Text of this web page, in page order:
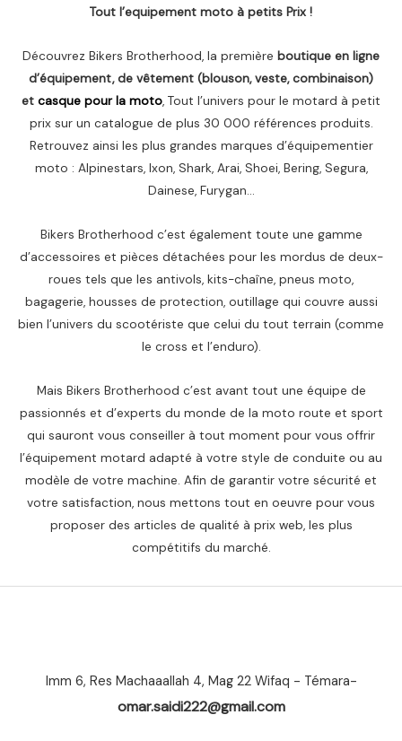
Tout l’equipement moto à petits Prix !
Découvrez Bikers Brotherhood, la première boutique en ligne
d’équipement, de vêtement (blouson, veste, combinaison)
et casque pour la moto, Tout l’univers pour le motard à petit
prix sur un catalogue de plus 30 000 références produits.
Retrouvez ainsi les plus grandes marques d’équipementier
moto : Alpinestars, Ixon, Shark, Arai, Shoei, Bering, Segura,
Dainese, Furygan…
Bikers Brotherhood c’est également toute une gamme
d’accessoires et pièces détachées pour les mordus de deux-
roues tels que les antivols, kits-chaîne, pneus moto,
bagagerie, housses de protection, outillage qui couvre aussi
bien l’univers du scootériste que celui du tout terrain (comme
le cross et l’enduro).
Mais Bikers Brotherhood c’est avant tout une équipe de
passionnés et d’experts du monde de la moto route et sport
qui sauront vous conseiller à tout moment pour vous offrir
l’équipement motard adapté à votre style de conduite ou au
modèle de votre machine. Afin de garantir votre sécurité et
votre satisfaction, nous mettons tout en oeuvre pour vous
proposer des articles de qualité à prix web, les plus
compétitifs du marché.
Imm 6, Res Machaaallah 4, Mag 22 Wifaq - Témara-
omar.saidi222@gmail.com